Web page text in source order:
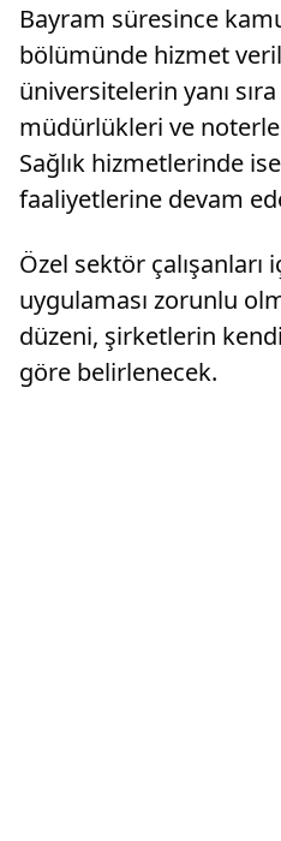
Bayram süresince
bölümünde hizmet
üniversitelerin yanı
müdürlükleri ve
Sağlık hizmetlerinde
faaliyetlerine devam
Özel sektör çalışanları
uygulaması zorunlu
düzeni, şirketlerin
göre belirlenecek.